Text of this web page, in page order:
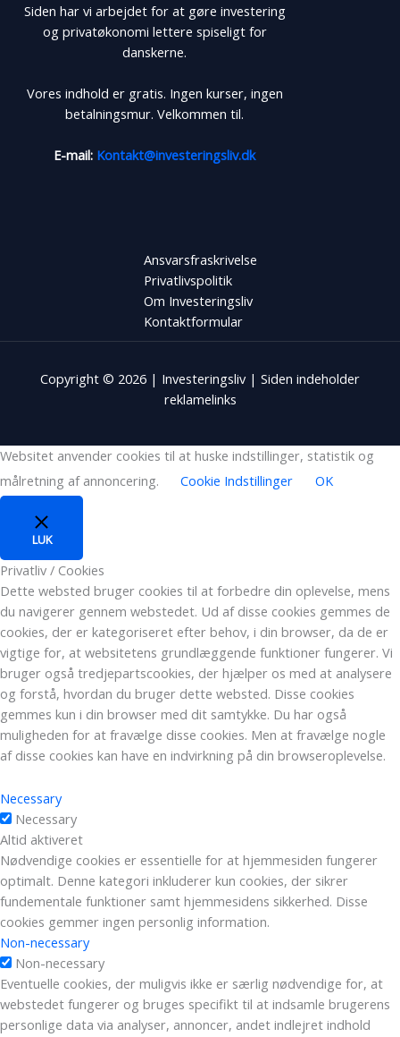
Siden har vi arbejdet for at gøre investering
og privatøkonomi lettere spiseligt for
danskerne.
Vores indhold er gratis. Ingen kurser, ingen
betalningsmur. Velkommen til.
E-mail: Kontakt@investeringsliv.dk
Ansvarsfraskrivelse
Privatlivspolitik
Om Investeringsliv
Kontaktformular
Copyright © 2026 | Investeringsliv | Siden indeholder
reklamelinks
Websitet anvender cookies til at huske indstillinger, statistik og
målretning af annoncering.
Cookie Indstillinger OK
LUK
Privatliv / Cookies
Dette websted bruger cookies til at forbedre din oplevelse, mens
du navigerer gennem webstedet. Ud af disse cookies gemmes de
cookies, der er kategoriseret efter behov, i din browser, da de er
vigtige for, at websitetens grundlæggende funktioner fungerer. Vi
bruger også tredjepartscookies, der hjælper os med at analysere
og forstå, hvordan du bruger dette websted. Disse cookies
gemmes kun i din browser med dit samtykke. Du har også
muligheden for at fravælge disse cookies. Men at fravælge nogle
af disse cookies kan have en indvirkning på din browseroplevelse.
Necessary
Necessary
Altid aktiveret
Nødvendige cookies er essentielle for at hjemmesiden fungerer
optimalt. Denne kategori inkluderer kun cookies, der sikrer
fundementale funktioner samt hjemmesidens sikkerhed. Disse
cookies gemmer ingen personlig information.
Non-necessary
Non-necessary
Eventuelle cookies, der muligvis ikke er særlig nødvendige for, at
webstedet fungerer og bruges specifikt til at indsamle brugerens
personlige data via analyser, annoncer, andet indlejret indhold